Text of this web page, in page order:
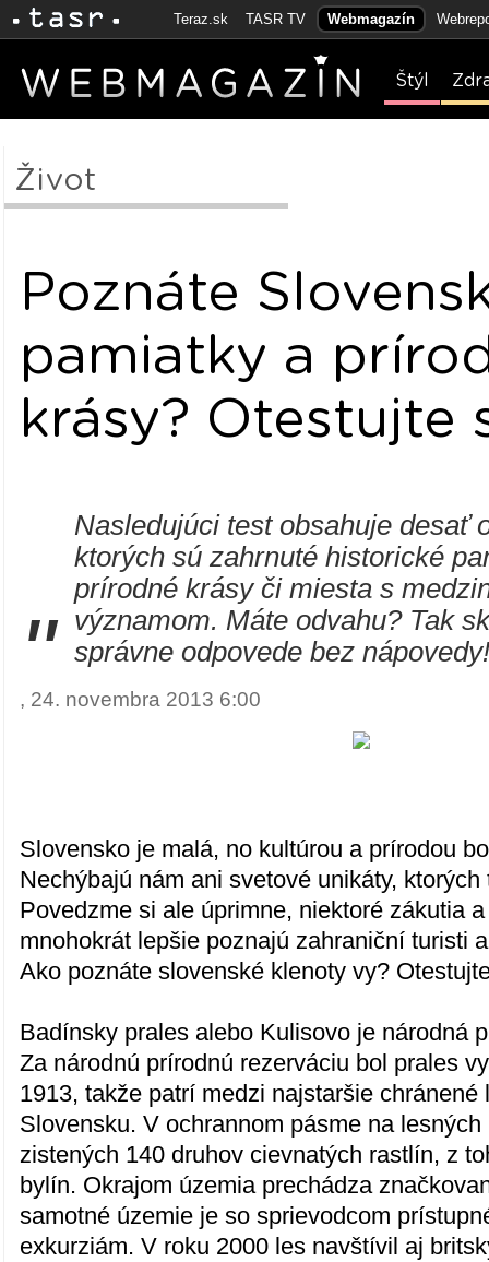
Teraz.sk TASR TV Webmagazín
Štýl
Život
Poznáte
pamiatky a
krásy? Otestujte
"
Nasledujúci test obsahuje desať
ktorých sú zahrnuté historické
prírodné krásy či miesta s
významom. Máte odvahu? Tak
správne odpovede bez
, 24. novembra 2013 6:00
Slovensko je malá, no kultúrou a prírodou
Nechýbajú nám ani svetové unikáty,
Povedzme si ale úprimne, niektoré zákutia
mnohokrát lepšie poznajú zahraniční turisti
Ako poznáte slovenské klenoty vy?
Badínsky prales alebo Kulisovo je národná
Za národnú prírodnú rezerváciu bol prales
1913, takže patrí medzi najstaršie chránené
Slovensku. V ochrannom pásme na
zistených 140 druhov cievnatých rastlín, z
bylín. Okrajom územia prechádza
samotné územie je so sprievodcom
exkurziám. V roku 2000 les navštívil aj